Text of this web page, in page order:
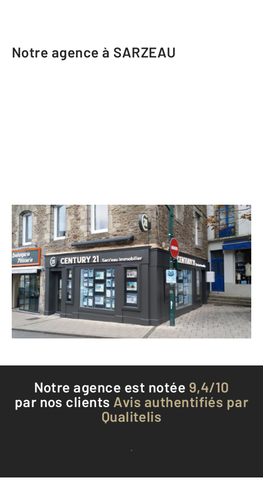
Notre agence à SARZEAU
CENTURY 21 Sarz'eau Immobilier
4 Place Duchesse Anne
SARZEAU - 56370
Envoyer un message
Téléphoner à l'agence
Notre agence est notée 9,4/10
par nos clients Avis authentifiés par
Qualitelis
Voir tous les avis clients